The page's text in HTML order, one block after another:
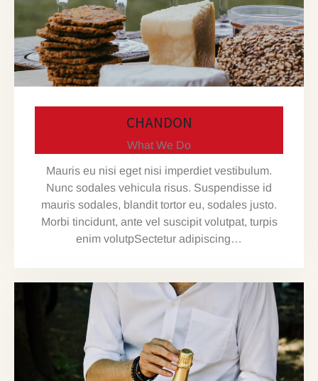
CHANDON
What We Do
Mauris eu nisi eget nisi imperdiet vestibulum.
Nunc sodales vehicula risus. Suspendisse id
mauris sodales, blandit tortor eu, sodales justo.
Morbi tincidunt, ante vel suscipit volutpat, turpis
enim volutpSectetur adipiscing…